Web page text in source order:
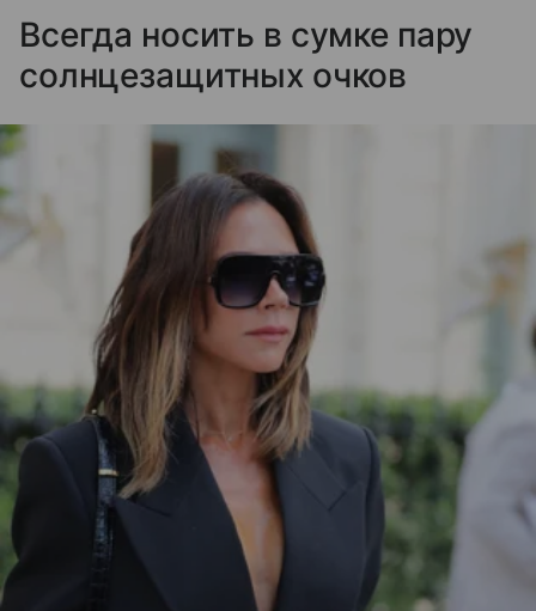
Всегда носить в сумке пару
солнцезащитных очков